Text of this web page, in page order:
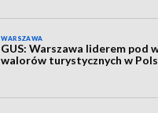
WARSZAWA
GUS: Warszawa liderem pod
walorów turystycznych w